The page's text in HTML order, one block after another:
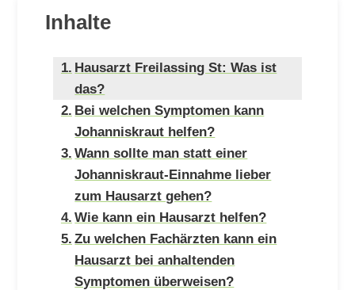
Inhalte
Hausarzt Freilassing St: Was ist
das?
Bei welchen Symptomen kann
Johanniskraut helfen?
Wann sollte man statt einer
Johanniskraut-Einnahme lieber
zum Hausarzt gehen?
Wie kann ein Hausarzt helfen?
Zu welchen Fachärzten kann ein
Hausarzt bei anhaltenden
Symptomen überweisen?